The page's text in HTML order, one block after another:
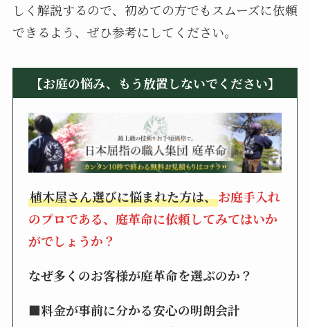
しく解説するので、初めての方でもスムーズに依頼
できるよう、ぜひ参考にしてください。
【お庭の悩み、もう放置しないでください】
植木屋さん選びに悩まれた方は、お庭手入れ
のプロである、庭革命に依頼してみてはいか
がでしょうか？
なぜ多くのお客様が庭革命を選ぶのか？
■料金が事前に分かる安心の明朗会計